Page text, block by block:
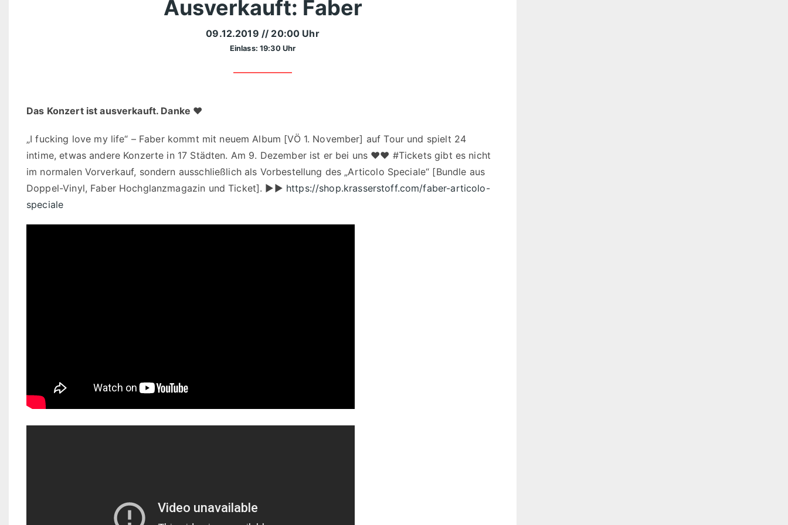
Ausverkauft: Faber
09.12.2019 // 20:00 Uhr
Einlass: 19:30 Uhr
Das Konzert ist ausverkauft. Danke ♥
„I fucking love my life“ – Faber kommt mit neuem Album [VÖ 1. November] auf Tour und spielt 24
intime, etwas andere Konzerte in 17 Städten. Am 9. Dezember ist er bei uns ❤❤ #Tickets gibt es nicht
im normalen Vorverkauf, sondern ausschließlich als Vorbestellung des „Articolo Speciale“ [Bundle aus
Doppel-Vinyl, Faber Hochglanzmagazin und Ticket]. ►► https://shop.krasserstoff.com/faber-articolo-
speciale